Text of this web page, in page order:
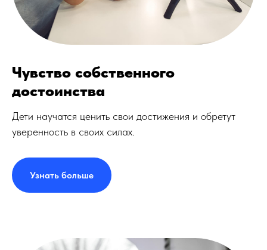
Чувство собственного
достоинства
Дети научатся ценить свои достижения и обретут
уверенность в своих силах.
Узнать больше